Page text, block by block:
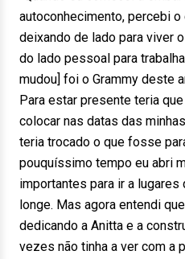
autoconhecimento, percebi
deixando de lado para viver
do lado pessoal para
mudou] foi o Grammy deste
Para estar presente teria
colocar nas datas das
teria trocado o que fosse
pouquíssimo tempo eu abri
importantes para ir a lugares
longe. Mas agora entendi
dedicando a Anitta e a
vezes não tinha a ver com a